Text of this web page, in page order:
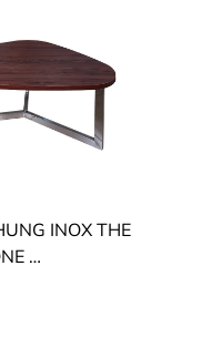
INOX THE